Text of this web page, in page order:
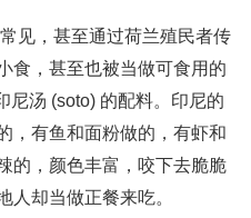
见，甚至通过荷兰殖民者传
食，甚至也被当做可食用的
尼汤 (soto) 的配料。印尼的
，有鱼和面粉做的，有虾和
的，颜色丰富，咬下去脆脆
人却当做正餐来吃。